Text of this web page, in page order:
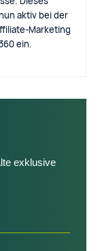
aktiv bei der
Marketing
ein.
exklusive